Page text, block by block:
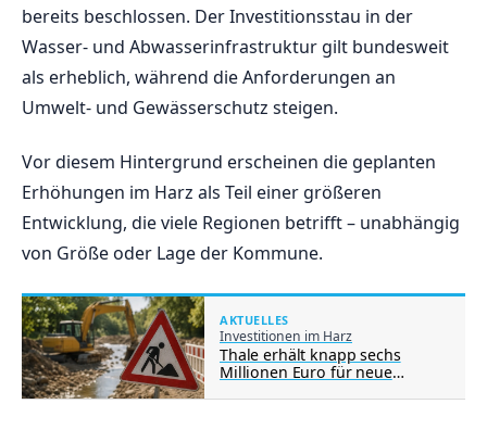
bereits beschlossen. Der Investitionsstau in der
Wasser- und Abwasserinfrastruktur gilt bundesweit
als erheblich, während die Anforderungen an
Umwelt- und Gewässerschutz steigen.
Vor diesem Hintergrund erscheinen die geplanten
Erhöhungen im Harz als Teil einer größeren
Entwicklung, die viele Regionen betrifft – unabhängig
von Größe oder Lage der Kommune.
AKTUELLES
Investitionen im Harz
Thale erhält knapp sechs
Millionen Euro für neue